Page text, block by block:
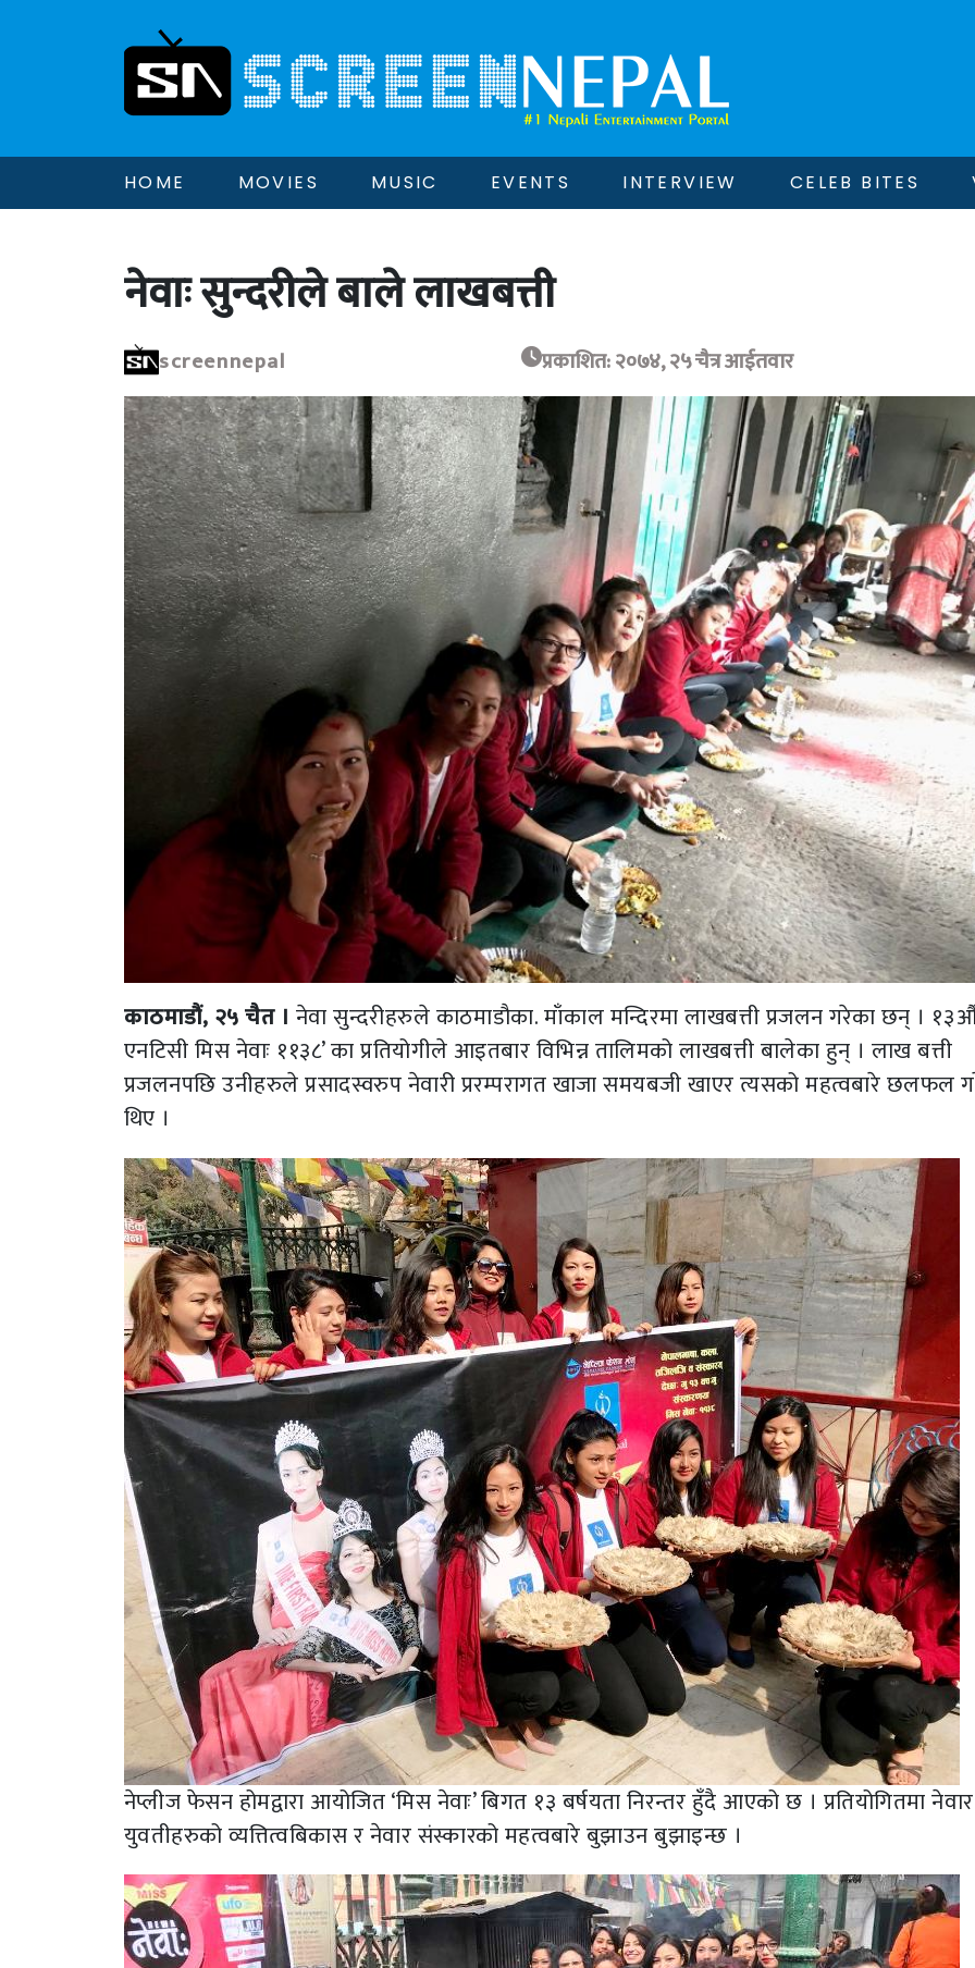
HOME MOVIES MUSIC EVENTS INTERVIEW CELEB BITES
नेवाः सुन्दरीले बाले लाखबत्ती
screennepal प्रकाशित: २०७४, २५ चैत्र आईतवार
काठमाडौं, २५ चैत । नेवा सुन्दरीहरुले काठमाडौका. माँकाल मन्दिरमा लाखबत्ती प्रजलन गरेका छन् ।
एनटिसी मिस नेवाः ११३८’ का प्रतियोगीले आइतबार विभिन्न तालिमको लाखबत्ती बालेका हुन् । लाख बत्ती
प्रजलनपछि उनीहरुले प्रसादस्वरुप नेवारी प्ररम्परागत खाजा समयबजी खाएर त्यसको महत्वबारे छलफल
थिए ।
नेप्लीज फेसन होमद्वारा आयोजित ‘मिस नेवाः’ बिगत १३ बर्षयता निरन्तर हुँदै आएको छ । प्रतियोगितमा नेवार
युवतीहरुको व्यत्तित्वबिकास र नेवार संस्कारको महत्वबारे बुझाउन बुझाइन्छ ।